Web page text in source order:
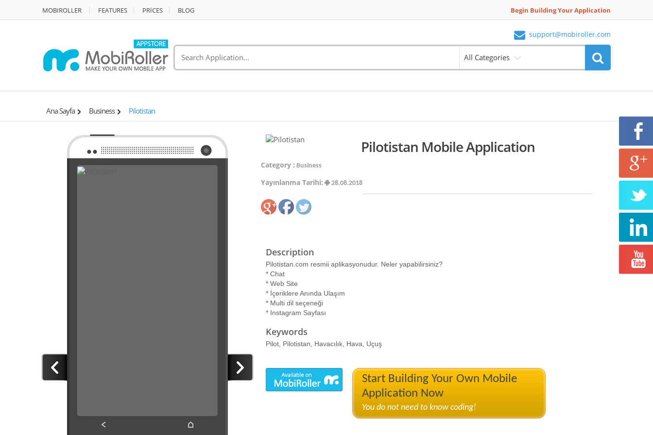
MOBIROLLER FEATURES PRİCES BLOG Begin Building Your Application
support@mobiroller.com
All Categories
Ana Sayfa Business Pilotistan
Pilotistan Mobile Application
Category : Business
Yayınlanma Tarihi: 28.08.2018
Description
Pilotistan.com resmii aplikasyonudur. Neler yapabilirsiniz?
* Chat
* Web Site
* İçeriklere Anında Ulaşım
* Multi dil seçeneği
* Instagram Sayfası
Keywords
Pilot, Pilotistan, Havacılık, Hava, Uçuş
Start Building Your Own Mobile
Application Now
You do not need to know coding!